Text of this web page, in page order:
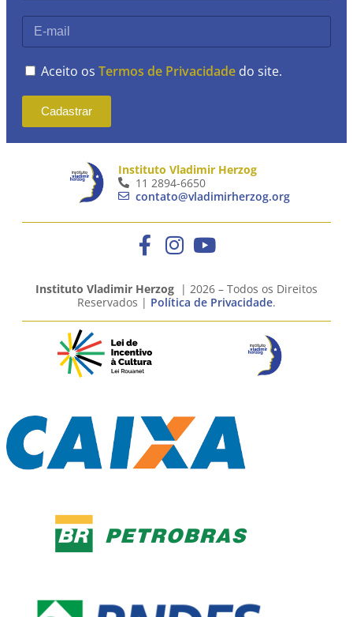
Aceito os Termos de Privacidade do site.
Cadastrar
Instituto Vladimir Herzog
11 2894-6650
contato@vladimirherzog.org
Instituto Vladimir Herzog | 2026 – Todos os Direitos
Reservados | Política de Privacidade.